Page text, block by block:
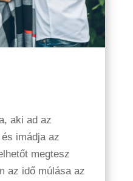
aki ad az
imádja az
megtesz
az idő múlása az